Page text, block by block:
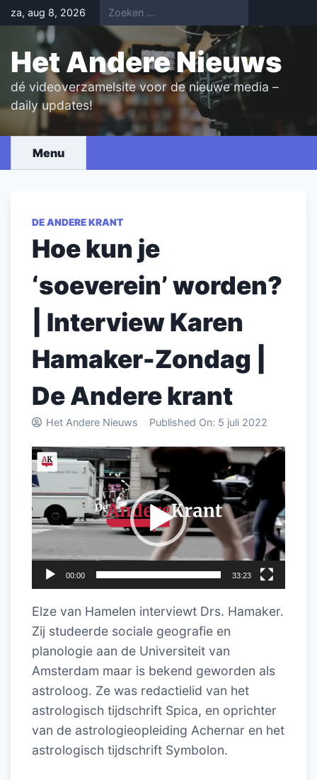
Skip
to
content
za, aug 8, 2026
Het Andere Nieuws
dé videoverzamelsite voor de nieuwe media –
daily updates!
Menu
DE ANDERE KRANT
Hoe kun je
‘soeverein’ worden?
| Interview Karen
Hamaker-Zondag |
De Andere krant
Het Andere Nieuws Published On: 5 juli 2022
Videospeler
00:00 33:23
Elze van Hamelen interviewt Drs. Hamaker.
Zij studeerde sociale geografie en
planologie aan de Universiteit van
Amsterdam maar is bekend geworden als
astroloog. Ze was redactielid van het
astrologisch tijdschrift Spica, en oprichter
van de astrologieopleiding Achernar en het
astrologisch tijdschrift Symbolon.